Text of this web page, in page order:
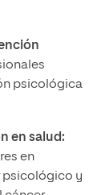
psicológica
en salud:
en
psicológico y